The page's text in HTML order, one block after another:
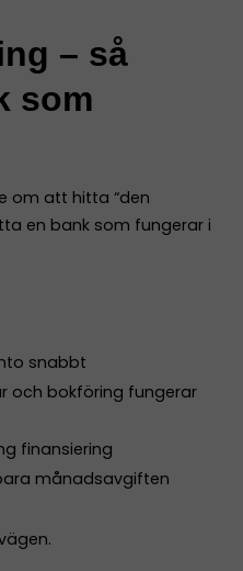
– så
som
om att hitta “den
en bank som fungerar i
snabbt
och bokföring fungerar
finansiering
månadsavgiften